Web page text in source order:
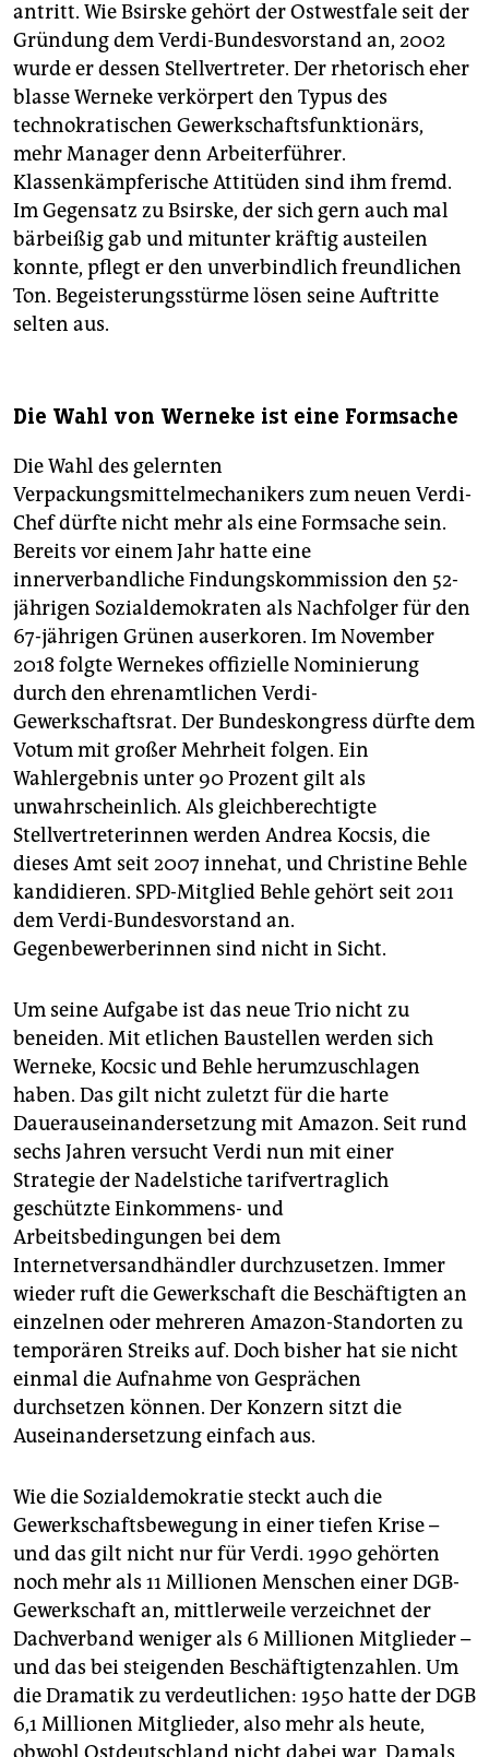
antritt. Wie Bsirske gehört der Ostwestfale seit der
Gründung dem Verdi-Bundesvorstand an, 2002
wurde er dessen Stellvertreter. Der rhetorisch eher
blasse Werneke verkörpert den Typus des
technokratischen Gewerkschaftsfunktionärs,
mehr Manager denn Arbeiterführer.
Klassenkämpferische Attitüden sind ihm fremd.
Im Gegensatz zu Bsirske, der sich gern auch mal
bärbeißig gab und mitunter kräftig austeilen
konnte, pflegt er den unverbindlich freundlichen
Ton. Begeisterungsstürme lösen seine Auftritte
selten aus.
Die Wahl von Werneke ist eine Formsache
Die Wahl des gelernten
Verpackungsmittelmechanikers zum neuen Verdi-
Chef dürfte nicht mehr als eine Formsache sein.
Bereits vor einem Jahr hatte eine
innerverbandliche Findungskommission den 52-
jährigen Sozialdemokraten als Nachfolger für den
67-jährigen Grünen auserkoren. Im November
2018 folgte Wernekes offizielle Nominierung
durch den ehrenamtlichen Verdi-
Gewerkschaftsrat. Der Bundeskongress dürfte dem
Votum mit großer Mehrheit folgen. Ein
Wahlergebnis unter 90 Prozent gilt als
unwahrscheinlich. Als gleichberechtigte
Stellvertreterinnen werden Andrea Kocsis, die
dieses Amt seit 2007 innehat, und Christine Behle
kandidieren. SPD-Mitglied Behle gehört seit 2011
dem Verdi-Bundesvorstand an.
Gegenbewerberinnen sind nicht in Sicht.
Um seine Aufgabe ist das neue Trio nicht zu
beneiden. Mit etlichen Baustellen werden sich
Werneke, Kocsic und Behle herumzuschlagen
haben. Das gilt nicht zuletzt für die harte
Dauerauseinandersetzung mit Amazon. Seit rund
sechs Jahren versucht Verdi nun mit einer
Strategie der Nadelstiche tarifvertraglich
geschützte Einkommens- und
Arbeitsbedingungen bei dem
Internetversandhändler durchzusetzen. Immer
wieder ruft die Gewerkschaft die Beschäftigten an
einzelnen oder mehreren Amazon-Standorten zu
temporären Streiks auf. Doch bisher hat sie nicht
einmal die Aufnahme von Gesprächen
durchsetzen können. Der Konzern sitzt die
Auseinandersetzung einfach aus.
Wie die Sozialdemokratie steckt auch die
Gewerkschaftsbewegung in einer tiefen Krise –
und das gilt nicht nur für Verdi. 1990 gehörten
noch mehr als 11 Millionen Menschen einer DGB-
Gewerkschaft an, mittlerweile verzeichnet der
Dachverband weniger als 6 Millionen Mitglieder –
und das bei steigenden Beschäftigtenzahlen. Um
die Dramatik zu verdeutlichen: 1950 hatte der DGB
6,1 Millionen Mitglieder, also mehr als heute,